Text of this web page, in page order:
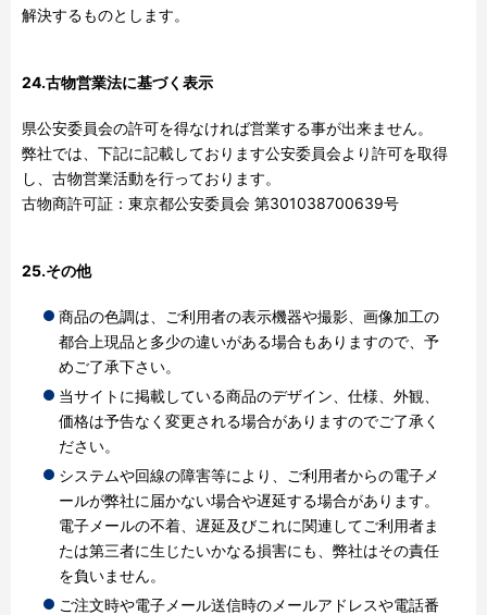
解決するものとします。
24.古物営業法に基づく表示
県公安委員会の許可を得なければ営業する事が出来ません。
弊社では、下記に記載しております公安委員会より許可を取得
し、古物営業活動を行っております。
古物商許可証：東京都公安委員会 第301038700639号
25.その他
商品の色調は、ご利用者の表示機器や撮影、画像加工の
都合上現品と多少の違いがある場合もありますので、予
めご了承下さい。
当サイトに掲載している商品のデザイン、仕様、外観、
価格は予告なく変更される場合がありますのでご了承く
ださい。
システムや回線の障害等により、ご利用者からの電子メ
ールが弊社に届かない場合や遅延する場合があります。
電子メールの不着、遅延及びこれに関連してご利用者ま
たは第三者に生じたいかなる損害にも、弊社はその責任
を負いません。
ご注文時や電子メール送信時のメールアドレスや電話番